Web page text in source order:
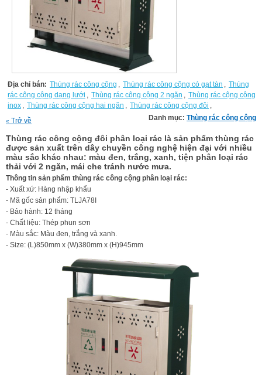
Địa chỉ bán: Thùng rác công cộng , Thùng rác công cộng có gạt tàn , Thùng
rác công cộng dạng lưới , Thùng rác công cộng 2 ngăn , Thùng rác cộng cộng
inox , Thùng rác công cộng hai ngăn , Thùng rác công cộng đôi ,
« Trở về Danh mục: Thùng rác công cộng
Thùng rác công cộng đôi phân loại rác là sản phẩm thùng rác
được sản xuất trên dây chuyền công nghệ hiện đại với nhiều
màu sắc khác nhau: màu đen, trắng, xanh, tiện phân loại rác
thải với 2 ngăn, mái che tránh nước mưa.
Thông tin sản phẩm thùng rác công cộng phân loại rác:
- Xuất xứ: Hàng nhập khẩu
- Mã gốc sản phẩm: TLJA78I
- Bảo hành: 12 tháng
- Chất liệu: Thép phun sơn
- Màu sắc: Màu đen, trắng và xanh.
- Size: (L)850mm x (W)380mm x (H)945mm